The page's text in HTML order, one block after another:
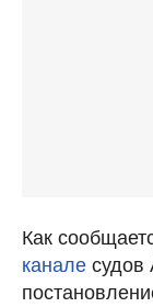
Как
канале судов